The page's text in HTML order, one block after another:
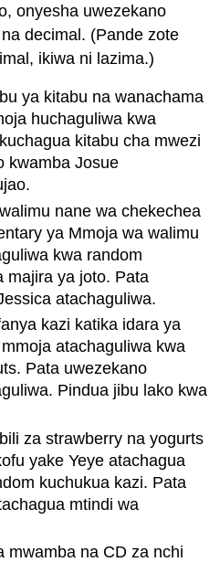
onyesha uwezekano
decimal. (Pande zote
ikiwa ni lazima.)
ya kitabu na wanachama
huchaguliwa kwa
kitabu cha mwezi
kwamba Josue
nane wa chekechea
ya Mmoja wa walimu
kwa random
majira ya joto. Pata
atachaguliwa.
kazi katika idara ya
atachaguliwa kwa
Pata uwezekano
Pindua jibu lako kwa
za strawberry na yogurts
yake Yeye atachagua
kuchukua kazi. Pata
mtindi wa
mwamba na CD za nchi